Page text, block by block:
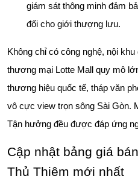
giám sát thông minh đảm
đối cho giới thượng lưu.
Không chỉ có công nghệ, nội
thương mại Lotte Mall quy mô
thương hiệu quốc tế, tháp văn
vô cực view trọn sông Sài Gòn.
Tận hưởng đều được đáp ứng
Cập nhật bảng giá
Thủ Thiêm mới nhất